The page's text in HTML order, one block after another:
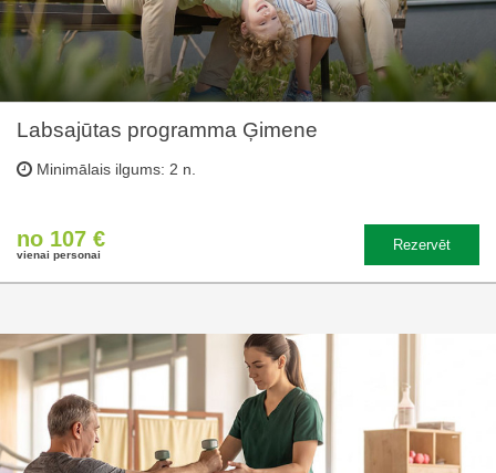
Labsajūtas programma Ģimene
Minimālais ilgums: 2 n.
no 107 €
vienai personai
Rezervēt